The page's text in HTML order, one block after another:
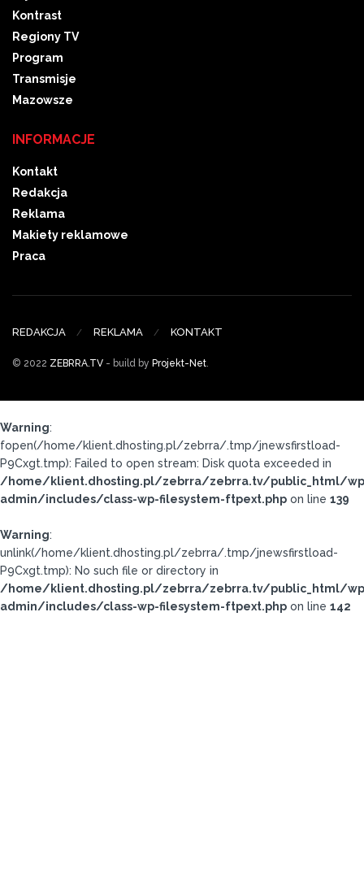
Kontrast
Regiony TV
Program
Transmisje
Mazowsze
INFORMACJE
Kontakt
Redakcja
Reklama
Makiety reklamowe
Praca
REDAKCJA REKLAMA KONTAKT
© 2022 ZEBRRA.TV - build by Projekt-Net.
Warning:
fopen(/home/klient.dhosting.pl/zebrra/.tmp/jnewsfirstload-
P9Cxgt.tmp): Failed to open stream: Disk quota exceeded in
/home/klient.dhosting.pl/zebrra/zebrra.tv/public_html/
admin/includes/class-wp-filesystem-ftpext.php on line 139
Warning:
unlink(/home/klient.dhosting.pl/zebrra/.tmp/jnewsfirstload-
P9Cxgt.tmp): No such file or directory in
/home/klient.dhosting.pl/zebrra/zebrra.tv/public_html/
admin/includes/class-wp-filesystem-ftpext.php on line 142